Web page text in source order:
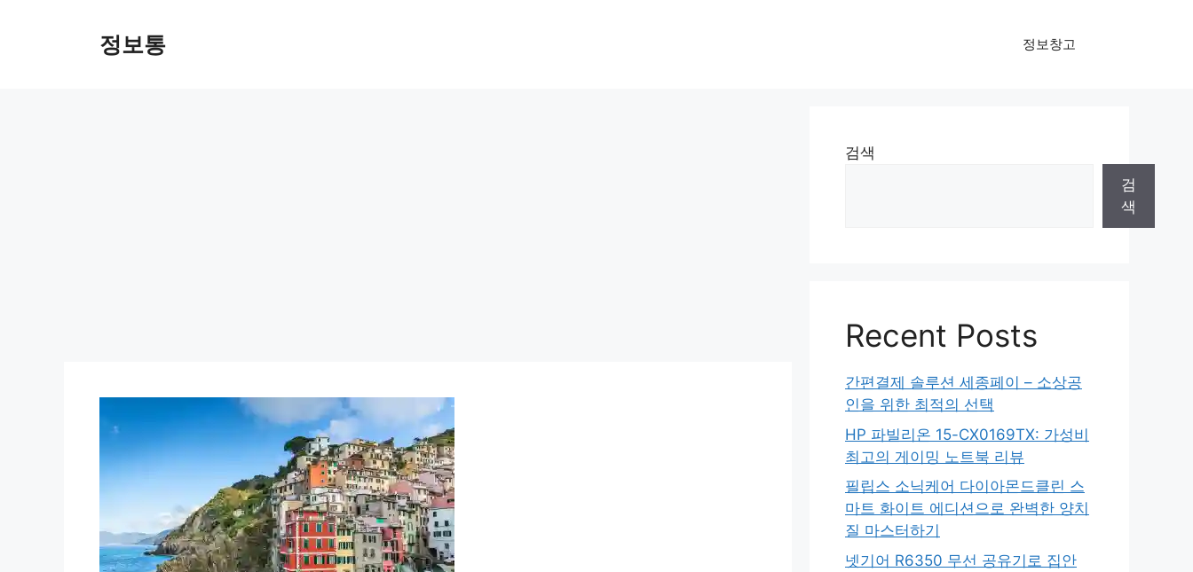
정보통 정보창고
검색
검
색
Recent Posts
간편결제 솔루션 세종페이 – 소상공
인을 위한 최적의 선택
HP 파빌리온 15-CX0169TX: 가성비
최고의 게이밍 노트북 리뷰
필립스 소닉케어 다이아몬드클린 스
마트 화이트 에디션으로 완벽한 양치
질 마스터하기
넷기어 R6350 무선 공유기로 집안